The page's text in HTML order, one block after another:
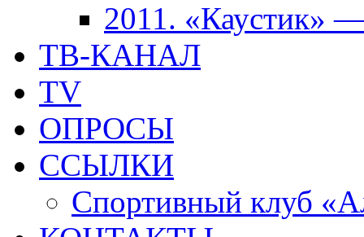
2011.
ТВ-КАНАЛ
TV
ОПРОСЫ
ССЫЛКИ
Спортивный клуб